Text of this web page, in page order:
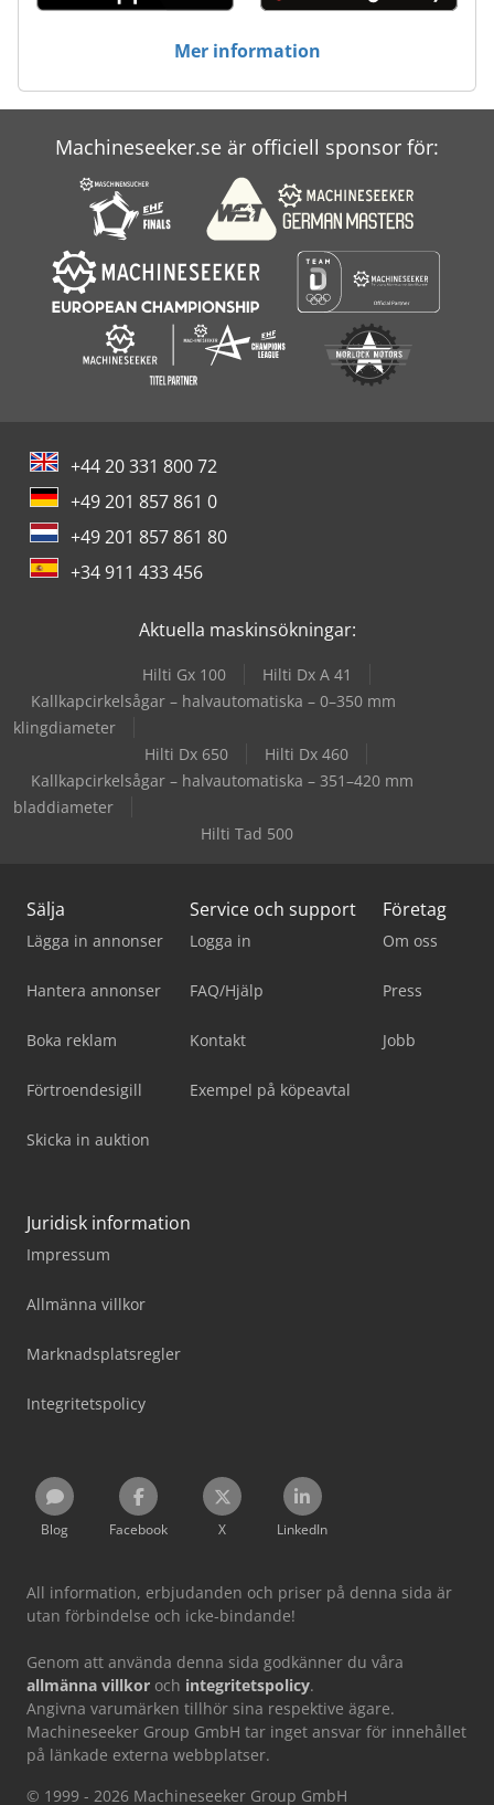
Mer information
Machineseeker.se är officiell sponsor för:
+44 20 331 800 72
+49 201 857 861 0
+49 201 857 861 80
+34 911 433 456
Aktuella maskinsökningar:
Hilti Gx 100
Hilti Dx A 41
Kallkapcirkelsågar – halvautomatiska – 0–350 mm
klingdiameter
Hilti Dx 650
Hilti Dx 460
Kallkapcirkelsågar – halvautomatiska – 351–420 mm
bladdiameter
Hilti Tad 500
Sälja
Lägga in annonser
Hantera annonser
Boka reklam
Förtroendesigill
Skicka in auktion
Service och support
Logga in
FAQ/Hjälp
Kontakt
Exempel på köpeavtal
Företag
Om oss
Press
Jobb
Juridisk information
Impressum
Allmänna villkor
Marknadsplatsregler
Integritetspolicy
Blog Facebook X LinkedIn
All information, erbjudanden och priser på denna sida är
utan förbindelse och icke-bindande!
Genom att använda denna sida godkänner du våra
allmänna villkor och integritetspolicy.
Angivna varumärken tillhör sina respektive ägare.
Machineseeker Group GmbH tar inget ansvar för innehållet
på länkade externa webbplatser.
© 1999 - 2026 Machineseeker Group GmbH